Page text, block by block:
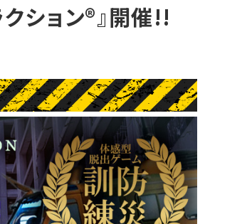
ション®』開催!!